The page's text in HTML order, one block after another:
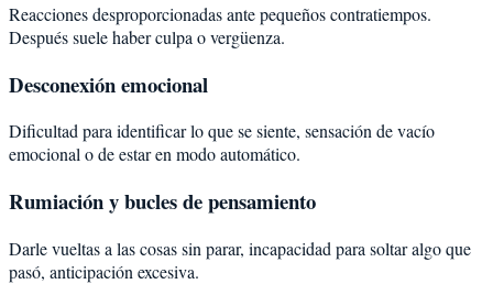
Reacciones desproporcionadas ante pequeños contratiempos.
Después suele haber culpa o vergüenza.
Desconexión emocional
Dificultad para identificar lo que se siente, sensación de vacío
emocional o de estar en modo automático.
Rumiación y bucles de pensamiento
Darle vueltas a las cosas sin parar, incapacidad para soltar algo que
pasó, anticipación excesiva.